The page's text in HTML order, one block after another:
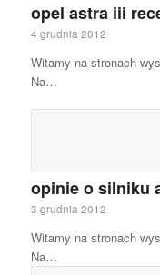
opel astra iii
4 grudnia 2012
Witamy na stronach
Na…
opinie o silniku
3 grudnia 2012
Witamy na stronach
Na…